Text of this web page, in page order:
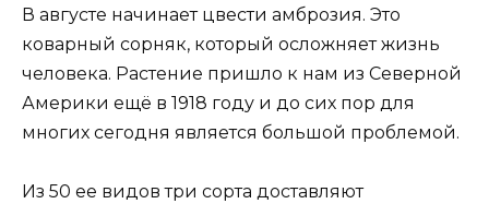
В августе начинает цвести амброзия. Это
коварный сорняк, который осложняет жизнь
человека. Растение пришло к нам из Северной
Америки ещё в 1918 году и до сих пор для
многих сегодня является большой проблемой.
Из 50 ее видов три сорта доставляют